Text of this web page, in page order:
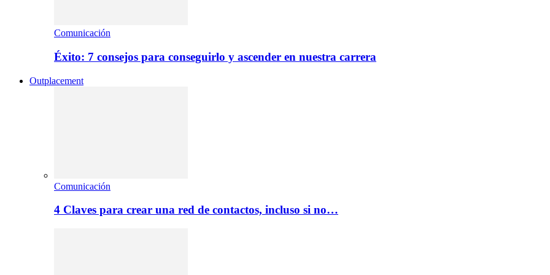
Comunicación
Éxito: 7 consejos para conseguirlo y ascender en nuestra carrera
Outplacement
Comunicación
4 Claves para crear una red de contactos, incluso si no…